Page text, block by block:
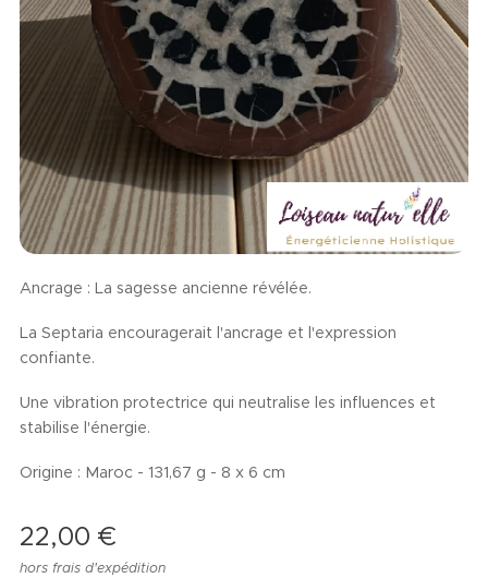
Ancrage : La sagesse ancienne révélée.
La Septaria encouragerait l'ancrage et l'expression
confiante.
Une vibration protectrice qui neutralise les influences et
stabilise l'énergie.
Origine : Maroc - 131,67 g - 8 x 6 cm
22,00 €
hors frais d'expédition